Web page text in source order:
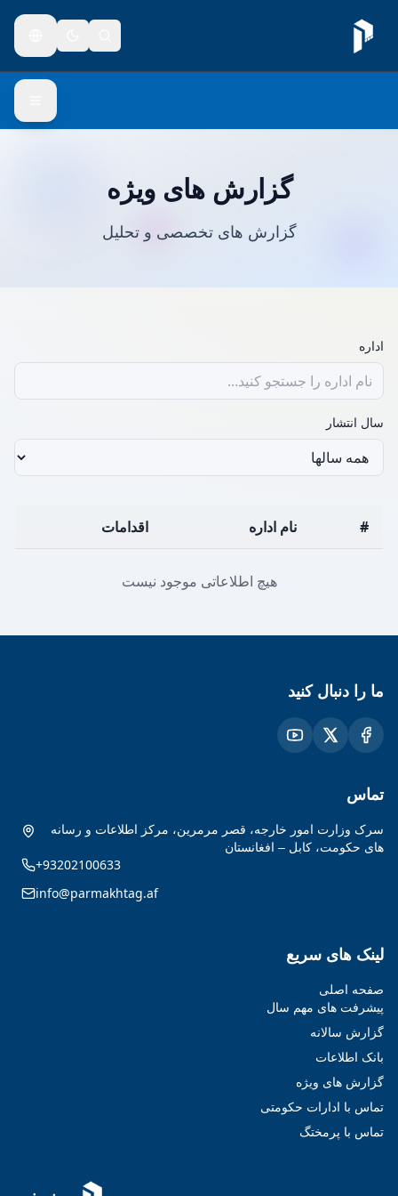
گزارش های ویژه
گزارش های تخصصی و تحلیل
اداره
سال انتشار
# نام اداره اقدامات
هیچ اطلاعاتی موجود نیست
لینک های سریع
صفحه اصلی
پیشرفت های مهم سال
گزارش سالانه
بانک اطلاعات
گزارش های ویژه
تماس با ادارات حکومتی
تماس با پرمختگ
تماس
سرک وزارت امور خارجه، قصر مرمرین، مرکز اطلاعات و رسانه
های حکومت، کابل – افغانستان
+93202100633
info@parmakhtag.af
ما را دنبال کنید